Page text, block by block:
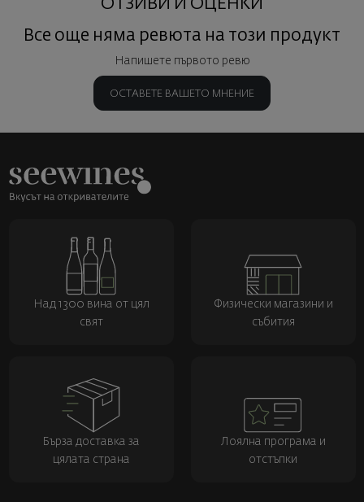
ОТЗИВИ И ОЦЕНКИ
Все още няма ревюта на този продукт
Напишете първото ревю
ОСТАВЕТЕ ВАШЕТО МНЕНИЕ
Над 1300 вина от цял
свят
Физически магазини и
събития
Бърза доставка за
цялата страна
Лоялна програма и
отстъпки